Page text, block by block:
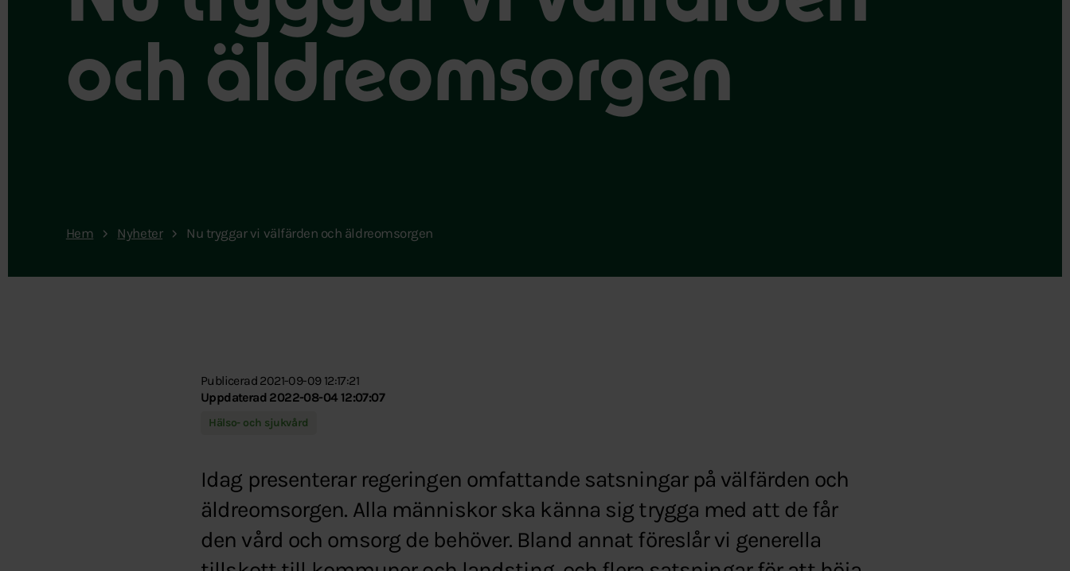
och äldreomsorgen
Hem Nyheter Nu tryggar vi välfärden och äldreomsorgen
Publicerad 2021-09-09 12:17:21
Uppdaterad 2022-08-04 12:07:07
Hälso- och sjukvård
Idag presenterar regeringen omfattande satsningar på välfärden och
äldreomsorgen. Alla människor ska känna sig trygga med att de får
den vård och omsorg de behöver. Bland annat föreslår vi generella